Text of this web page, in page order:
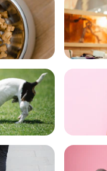
お手入れ
グッズ